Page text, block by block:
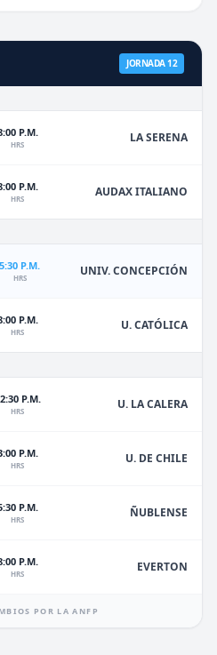
JORNADA 12
P.M.
HRS LA SERENA
P.M.
HRS AUDAX ITALIANO
5:30 P.M.
HRS UNIV. CONCEPCIÓN
P.M.
HRS U. CATÓLICA
P.M.
HRS U. LA CALERA
P.M.
HRS U. DE CHILE
P.M.
HRS ÑUBLENSE
P.M.
HRS EVERTON
POR LA ANFP